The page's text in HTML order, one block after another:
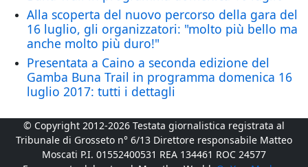
Alla scoperta del nuovo percorso della gara del
16 luglio, gli organizzatori: "molto più bello ma
anche molto più duro!"
Presentata a Caino a seconda edizione del
Gamba Buna Trail in programma domenica 16
luglio 2017: tutti i dettagli
© Copyright 2012-2026 Testata giornalistica registrata al
Tribunale di Grosseto n° 6/13 Direttore responsabile Matteo
Moscati P.I. 01552400531 REA 134461 ROC 24577